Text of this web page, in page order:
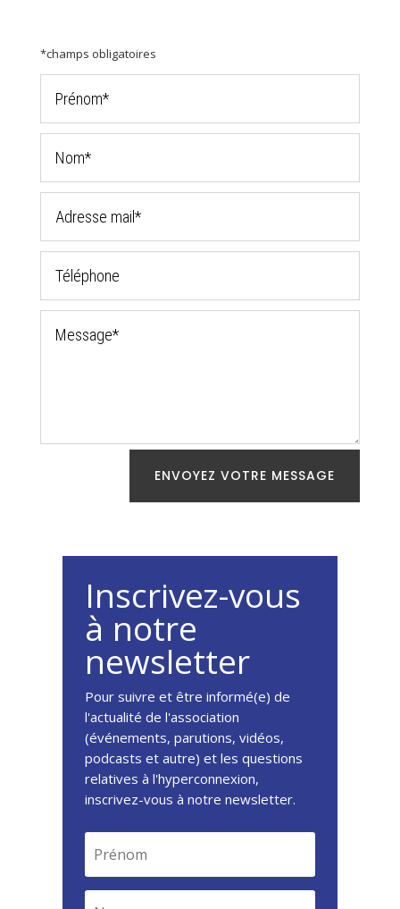
*champs obligatoires
ENVOYEZ VOTRE MESSAGE
Inscrivez-vous
à notre
newsletter
Pour suivre et être informé(e) de
l'actualité de l'association
(événements, parutions, vidéos,
podcasts et autre) et les questions
relatives à l'hyperconnexion,
inscrivez-vous à notre newsletter.